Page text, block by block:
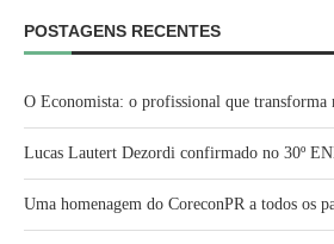
POSTAGENS RECENTES
O Economista: o profissional que transforma
Lucas Lautert Dezordi confirmado no 30º
Uma homenagem do CoreconPR a todos os